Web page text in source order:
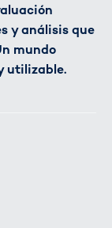
y análisis que
mundo
utilizable.